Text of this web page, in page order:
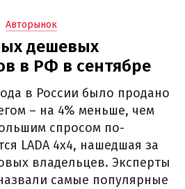
Авторынок
дешевых
в РФ в сентябре
в России было продано
– на 4% меньше, чем
спросом по-
LADA 4x4, нашедшая за
владельцев. Эксперты
самые популярные